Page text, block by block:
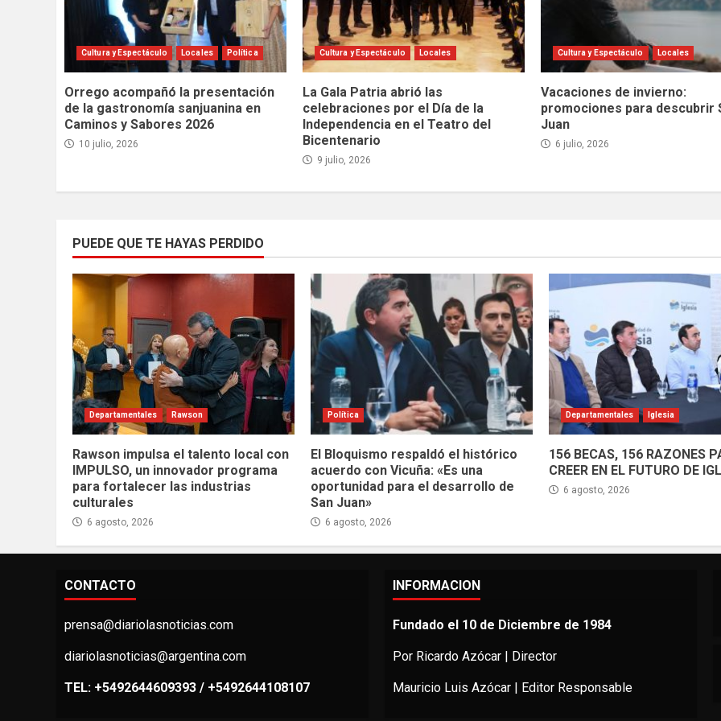
Cultura y Espectáculo Locales Política
Orrego acompañó la presentación
de la gastronomía sanjuanina en
Caminos y Sabores 2026
10 julio, 2026
Cultura y Espectáculo Locales
La Gala Patria abrió las
celebraciones por el Día de la
Independencia en el Teatro del
Bicentenario
9 julio, 2026
Cultura y Espectáculo Locales
Vacaciones de invierno:
promociones para descubrir
Juan
6 julio, 2026
PUEDE QUE TE HAYAS PERDIDO
Departamentales Rawson
Rawson impulsa el talento local con
IMPULSO, un innovador programa
para fortalecer las industrias
culturales
6 agosto, 2026
Política
El Bloquismo respaldó el histórico
acuerdo con Vicuña: «Es una
oportunidad para el desarrollo de
San Juan»
6 agosto, 2026
Departamentales Iglesia
156 BECAS, 156 RAZONES
CREER EN EL FUTURO DE
6 agosto, 2026
CONTACTO
prensa@diariolasnoticias.com
diariolasnoticias@argentina.com
TEL: +5492644609393 / +5492644108107
INFORMACION
Fundado el 10 de Diciembre de 1984
Por Ricardo Azócar | Director
Mauricio Luis Azócar | Editor Responsable